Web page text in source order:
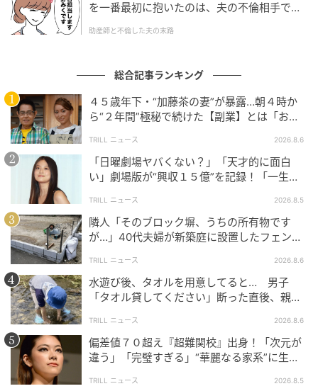
を一番最初に抱いたのは、夫の不倫相手でし
助産師と不倫した夫の末路
総合記事ランキング
４５歳年下・“加藤茶の妻”が暴露…朝４時か
ら“２年間”極秘で続けた【副業】とは「お金
TRILL ニュース 2026.8.6
「日曜劇場ヤバくない？」「天才的に面白
い」劇場版が“興収１５億”を記録！「一生言
TRILL ニュース 2026.8.5
隣人「そのブロック塀、うちの所有物です
が…」40代夫婦が新築庭に設置したフェン
TRILL ニュース 2026.8.6
水遊び後、タオルを用意してると… 男子
「タオル貸してください」断った直後、親が
TRILL ニュース 2026.8.6
偏差値７０超え『超難関校』出身！「次元が
違う」「完璧すぎる」“華麗なる家系”に生ま
TRILL ニュース 2026.8.5